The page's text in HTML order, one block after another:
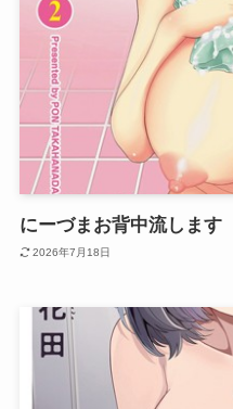
にーづまお背中流します
2026年7月18日